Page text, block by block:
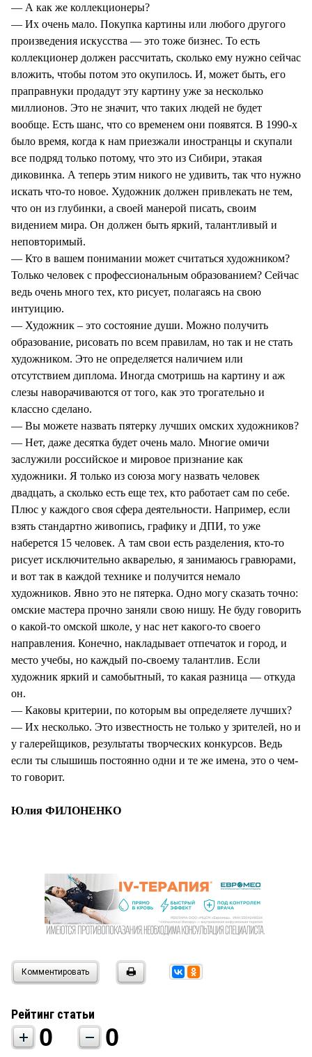
— А как же коллекционеры?
— Их очень мало. Покупка картины или любого другого
произведения искусства — это тоже бизнес. То есть
коллекционер должен рассчитать, сколько ему нужно сейчас
вложить, чтобы потом это окупилось. И, может быть, его
праправнуки продадут эту картину уже за несколько
миллионов. Это не значит, что таких людей не будет
вообще. Есть шанс, что со временем они появятся. В 1990-х
было время, когда к нам приезжали иностранцы и скупали
все подряд только потому, что это из Сибири, этакая
диковинка. А теперь этим никого не удивить, так что нужно
искать что-то новое. Художник должен привлекать не тем,
что он из глубинки, а своей манерой писать, своим
видением мира. Он должен быть яркий, талантливый и
неповторимый.
— Кто в вашем понимании может считаться художником?
Только человек с профессиональным образованием? Сейчас
ведь очень много тех, кто рисует, полагаясь на свою
интуицию.
— Художник – это состояние души. Можно получить
образование, рисовать по всем правилам, но так и не стать
художником. Это не определяется наличием или
отсутствием диплома. Иногда смотришь на картину и аж
слезы наворачиваются от того, как это трогательно и
классно сделано.
— Вы можете назвать пятерку лучших омских художников?
— Нет, даже десятка будет очень мало. Многие омичи
заслужили российское и мировое признание как
художники. Я только из союза могу назвать человек
двадцать, а сколько есть еще тех, кто работает сам по себе.
Плюс у каждого своя сфера деятельности. Например, если
взять стандартно живопись, графику и ДПИ, то уже
наберется 15 человек. А там свои есть разделения, кто-то
рисует исключительно акварелью, я занимаюсь гравюрами,
и вот так в каждой технике и получится немало
художников. Явно это не пятерка. Одно могу сказать точно:
омские мастера прочно заняли свою нишу. Не буду говорить
о какой-то омской школе, у нас нет какого-то своего
направления. Конечно, накладывает отпечаток и город, и
место учебы, но каждый по-своему талантлив. Если
художник яркий и самобытный, то какая разница — откуда
он.
— Каковы критерии, по которым вы определяете лучших?
— Их несколько. Это известность не только у зрителей, но и
у галерейщиков, результаты творческих конкурсов. Ведь
если ты слышишь постоянно одни и те же имена, это о чем-
то говорит.
Юлия ФИЛОНЕНКО
Комментировать
Рейтинг статьи
0 0